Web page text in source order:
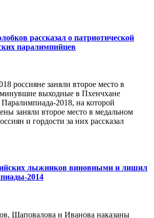
рассказал о патриотической
паралимпийцев
россияне заняли второе место в
минувшие выходные в Пхенчхане
2018, на которой
заняли второе место в медальном
и гордости за них рассказал
лыжников виновными и лишил
2014
Шаповалова и Иванова наказаны